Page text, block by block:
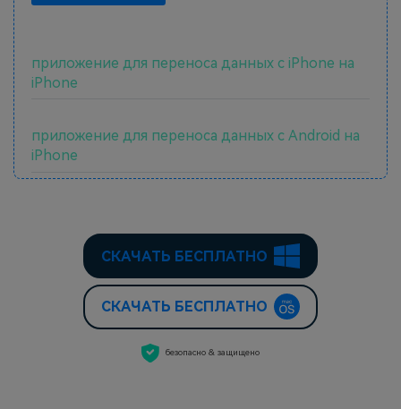
приложение для переноса данных с iPhone на
iPhone
приложение для переноса данных с Android на
iPhone
СКАЧАТЬ БЕСПЛАТНО
СКАЧАТЬ БЕСПЛАТНО
безопасно & защищено